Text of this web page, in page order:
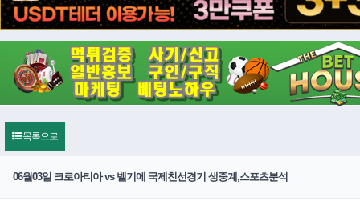
목록으로
06월03일 크로아티아 vs 벨기에 국제친선경기 생중계,스포츠분석